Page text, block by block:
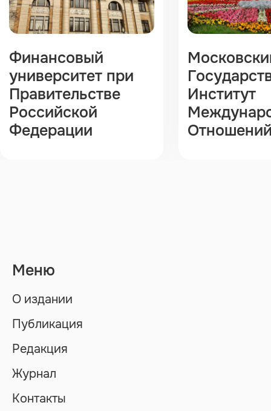
Финансовый
университет при
Правительстве
Российской
Федерации
Институт
Меню
О издании
Публикация
Редакция
Журнал
Контакты